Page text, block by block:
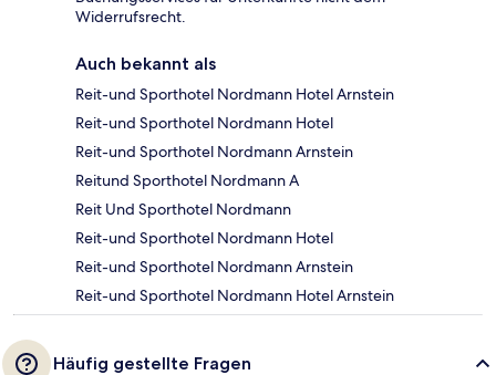
Widerrufsrecht.
Auch bekannt als
Reit-und Sporthotel Nordmann Hotel Arnstein
Reit-und Sporthotel Nordmann Hotel
Reit-und Sporthotel Nordmann Arnstein
Reitund Sporthotel Nordmann A
Reit Und Sporthotel Nordmann
Reit-und Sporthotel Nordmann Hotel
Reit-und Sporthotel Nordmann Arnstein
Reit-und Sporthotel Nordmann Hotel Arnstein
Häufig gestellte Fragen